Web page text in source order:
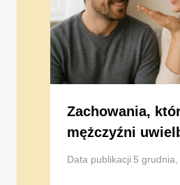
Zachowania,
mężczyźni
Data publikacji 5 grudnia,